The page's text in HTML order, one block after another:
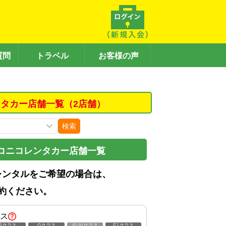
問 トラベル お客様の声
カー店舗一覧（2店舗）
検索
ニコレンタカー店舗一覧
タルをご希望の場合は、
ください。